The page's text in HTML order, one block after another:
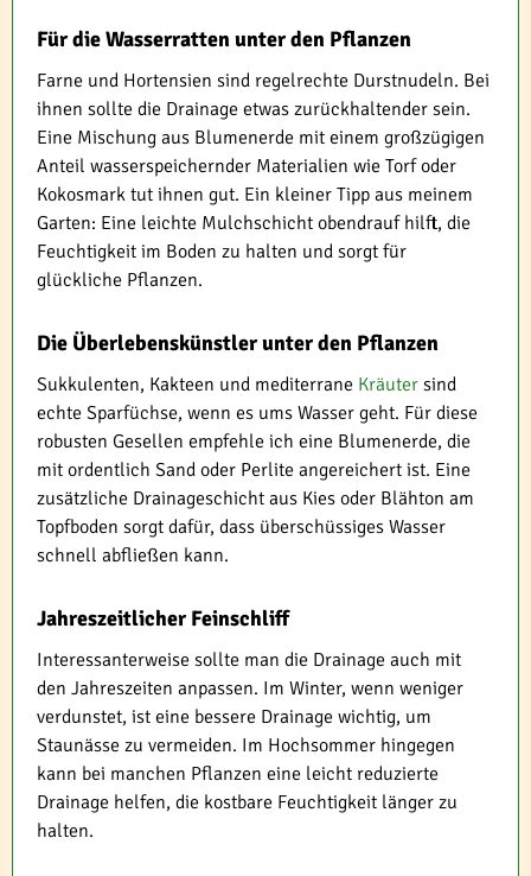
Für die Wasserratten unter den Pflanzen
Farne und Hortensien sind regelrechte Durstnudeln. Bei
ihnen sollte die Drainage etwas zurückhaltender sein.
Eine Mischung aus Blumenerde mit einem großzügigen
Anteil wasserspeichernder Materialien wie Torf oder
Kokosmark tut ihnen gut. Ein kleiner Tipp aus meinem
Garten: Eine leichte Mulchschicht obendrauf hilft, die
Feuchtigkeit im Boden zu halten und sorgt für
glückliche Pflanzen.
Die Überlebenskünstler unter den Pflanzen
Sukkulenten, Kakteen und mediterrane Kräuter sind
echte Sparfüchse, wenn es ums Wasser geht. Für diese
robusten Gesellen empfehle ich eine Blumenerde, die
mit ordentlich Sand oder Perlite angereichert ist. Eine
zusätzliche Drainageschicht aus Kies oder Blähton am
Topfboden sorgt dafür, dass überschüssiges Wasser
schnell abfließen kann.
Jahreszeitlicher Feinschliff
Interessanterweise sollte man die Drainage auch mit
den Jahreszeiten anpassen. Im Winter, wenn weniger
verdunstet, ist eine bessere Drainage wichtig, um
Staunässe zu vermeiden. Im Hochsommer hingegen
kann bei manchen Pflanzen eine leicht reduzierte
Drainage helfen, die kostbare Feuchtigkeit länger zu
halten.